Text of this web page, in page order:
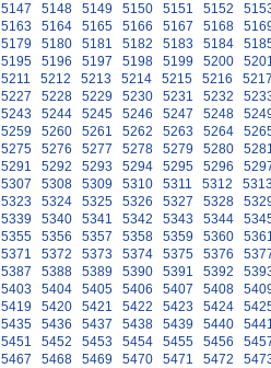
5147 5148 5149 5150 5151 5152
5163 5164 5165 5166 5167 5168
5179 5180 5181 5182 5183 5184
5195 5196 5197 5198 5199 5200
5211 5212 5213 5214 5215 5216
5227 5228 5229 5230 5231 5232
5243 5244 5245 5246 5247 5248
5259 5260 5261 5262 5263 5264
5275 5276 5277 5278 5279 5280
5291 5292 5293 5294 5295 5296
5307 5308 5309 5310 5311 5312
5323 5324 5325 5326 5327 5328
5339 5340 5341 5342 5343 5344
5355 5356 5357 5358 5359 5360
5371 5372 5373 5374 5375 5376
5387 5388 5389 5390 5391 5392
5403 5404 5405 5406 5407 5408
5419 5420 5421 5422 5423 5424
5435 5436 5437 5438 5439 5440
5451 5452 5453 5454 5455 5456
5467 5468 5469 5470 5471 5472